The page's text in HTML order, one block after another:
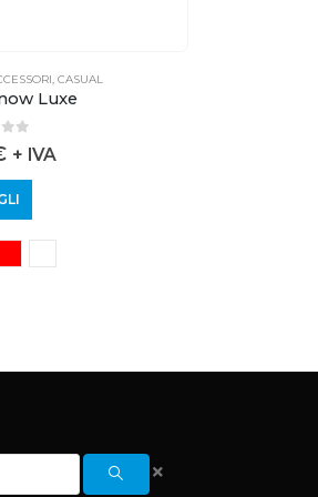
, CASUAL
Luxe
+ IVA